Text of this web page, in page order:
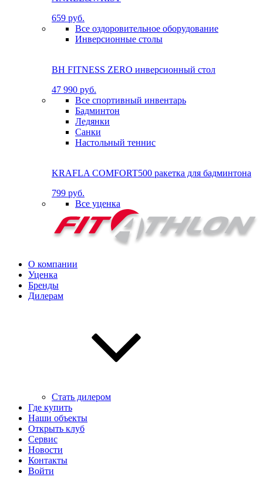
659 руб.
Все оздоровительное оборудование
Инверсионные столы
BH FITNESS ZERO инверсионный стол
47 990 руб.
Все спортивный инвентарь
Бадминтон
Ледянки
Санки
Настольный теннис
KRAFLA COMFORT500 ракетка для бадминтона
799 руб.
Все уценка
О компании
Уценка
Бренды
Дилерам
Стать дилером
Где купить
Наши объекты
Открыть клуб
Сервис
Новости
Контакты
Войти